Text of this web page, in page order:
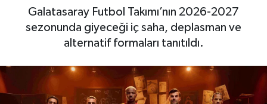
Galatasaray Futbol Takımı’nın 2026-2027
sezonunda giyeceği iç saha, deplasman ve
alternatif formaları tanıtıldı.
Lojistik
Otovitrin
Asayiş
Son Dakika Haberleri
Haber Arşivi